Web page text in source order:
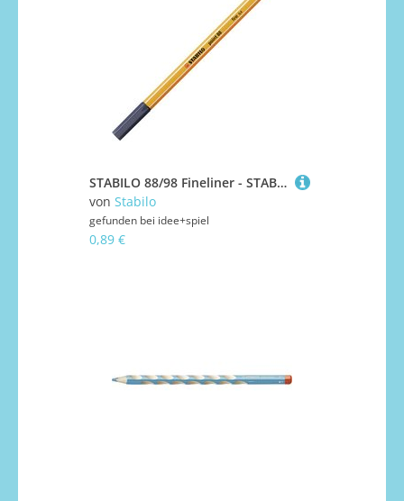
STABILO 88/98 Fineliner - STABILO point 88 - Einzelstift - paynesgrau
von Stabilo
gefunden bei idee+spiel
0,89 €